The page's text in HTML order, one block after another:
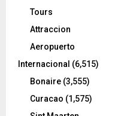
Tours
Attraccion
Aeropuerto
Internacional (6,515)
Bonaire (3,555)
Curacao (1,575)